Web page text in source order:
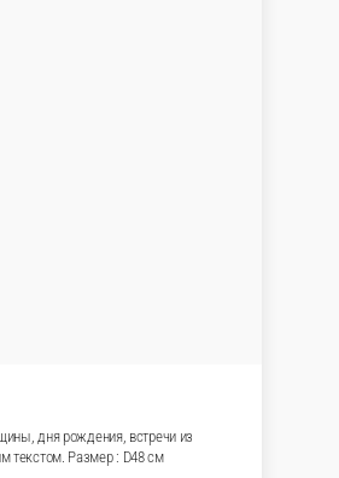
Набор подходит